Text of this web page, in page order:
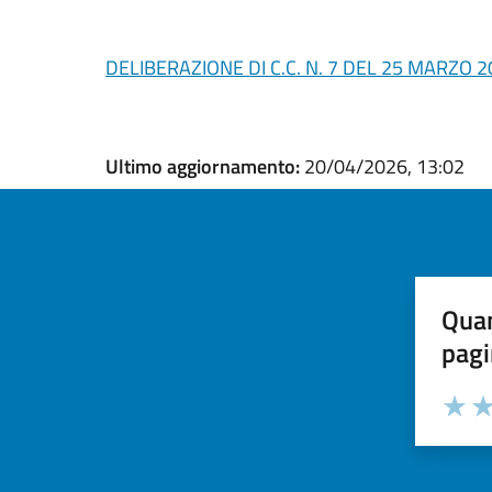
DELIBERAZIONE DI C.C. N. 7 DEL 25 MARZO
Ultimo aggiornamento:20/04/2026, 13:02
Valuta